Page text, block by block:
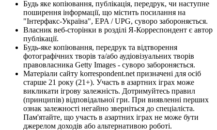
Будь яке копіювання, публікація, передрук, чи наступне
поширення інформації, що містить посилання на
"Інтерфакс-Україна", EPA / UPG, суворо забороняється.
Власник веб-сторінки в розділі Я-Корреспондент є автор
публікації.
Будь-яке копіювання, передрук та відтворення
фотографічних творів та/або аудіовізуальних творів
правовласника Getty Images - суворо забороняється.
Матеріали сайту korrespondent.net призначені для осіб
старше 21 року (21+). Участь в азартних іграх може
викликати ігрову залежність. Дотримуйтесь правил
(принципів) відповідальної гри. При виявленні перших
ознак залежності негайно зверніться до спеціаліста.
Пам'ятайте, що участь в азартних іграх не може бути
джерелом доходів або альтернативою роботі.